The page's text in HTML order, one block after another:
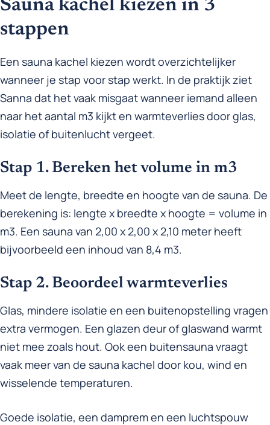
Sauna kachel kiezen in 3
stappen
Een sauna kachel kiezen wordt overzichtelijker
wanneer je stap voor stap werkt. In de praktijk ziet
Sanna dat het vaak misgaat wanneer iemand alleen
naar het aantal m3 kijkt en warmteverlies door glas,
isolatie of buitenlucht vergeet.
Stap 1. Bereken het volume in m3
Meet de lengte, breedte en hoogte van de sauna. De
berekening is: lengte x breedte x hoogte = volume in
m3. Een sauna van 2,00 x 2,00 x 2,10 meter heeft
bijvoorbeeld een inhoud van 8,4 m3.
Stap 2. Beoordeel warmteverlies
Glas, mindere isolatie en een buitenopstelling vragen
extra vermogen. Een glazen deur of glaswand warmt
niet mee zoals hout. Ook een buitensauna vraagt
vaak meer van de sauna kachel door kou, wind en
wisselende temperaturen.
Goede isolatie, een damprem en een luchtspouw